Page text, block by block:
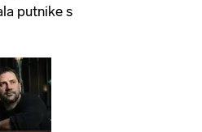
putnike s